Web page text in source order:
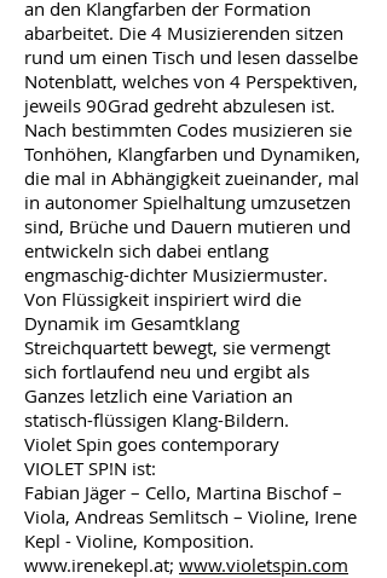
an den Klangfarben der Formation
abarbeitet. Die 4 Musizierenden sitzen
rund um einen Tisch und lesen dasselbe
Notenblatt, welches von 4 Perspektiven,
jeweils 90Grad gedreht abzulesen ist.
Nach bestimmten Codes musizieren sie
Tonhöhen, Klangfarben und Dynamiken,
die mal in Abhängigkeit zueinander, mal
in autonomer Spielhaltung umzusetzen
sind, Brüche und Dauern mutieren und
entwickeln sich dabei entlang
engmaschig-dichter Musiziermuster.
Von Flüssigkeit inspiriert wird die
Dynamik im Gesamtklang
Streichquartett bewegt, sie vermengt
sich fortlaufend neu und ergibt als
Ganzes letzlich eine Variation an
statisch-flüssigen Klang-Bildern.
Violet Spin goes contemporary
VIOLET SP!N ist:
Fabian Jäger – Cello, Martina Bischof –
Viola, Andreas Semlitsch – Violine, Irene
Kepl - Violine, Komposition.
www.irenekepl.at; www.violetspin.com